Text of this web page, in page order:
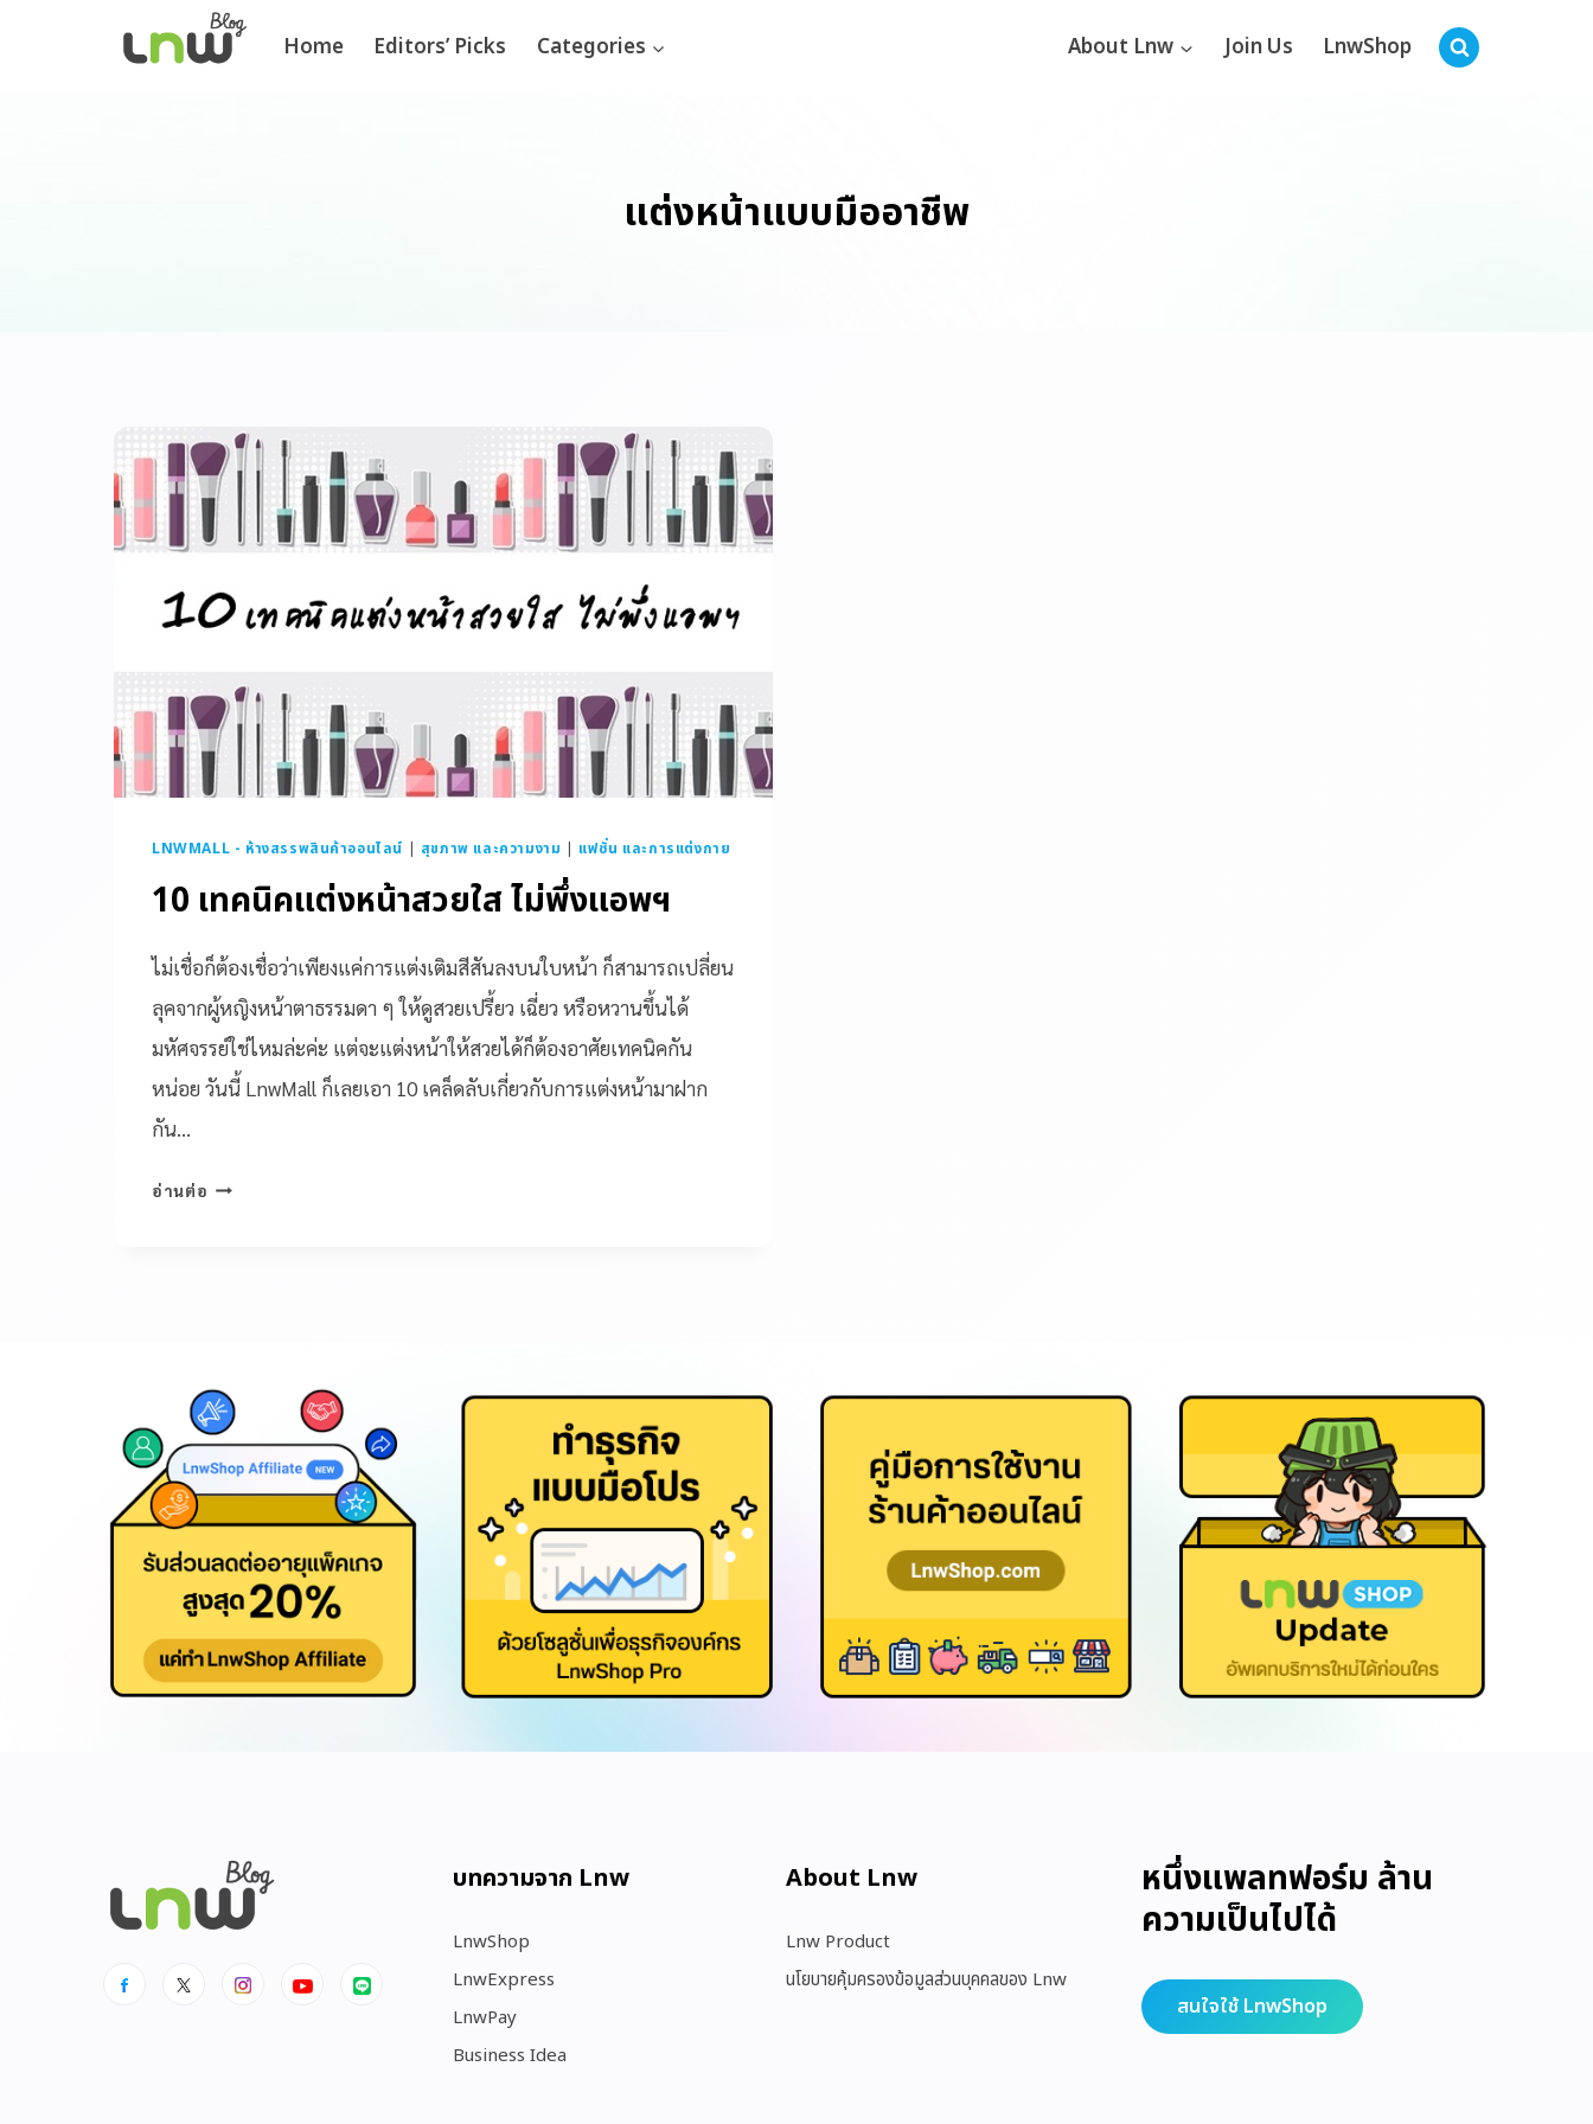
Home Editors’ Picks Categories About Lnw Join Us LnwShop
แต่งหน้าแบบมืออาชีพ
LNWMALL - ห้างสรรพสินค้าออนไลน์ | สุขภาพ และความงาม | แฟชั่น และการแต่งกาย
10 เทคนิคแต่งหน้าสวยใส ไม่พึ่งแอพฯ
ไม่เชื่อก็ต้องเชื่อว่าเพียงแค่การแต่งเติมสีสันลงบนใบหน้า ก็สามารถเปลี่ยน
ลุคจากผู้หญิงหน้าตาธรรมดา ๆ ให้ดูสวยเปรี้ยว เฉี่ยว หรือหวานขึ้นได้
มหัศจรรย์ใช่ไหมล่ะค่ะ แต่จะแต่งหน้าให้สวยได้ก็ต้องอาศัยเทคนิคกัน
หน่อย วันนี้ LnwMall ก็เลยเอา 10 เคล็ดลับเกี่ยวกับการแต่งหน้ามาฝาก
กัน…
อ่านต่อ
บทความจาก Lnw
LnwShop
LnwExpress
LnwPay
Business Idea
About Lnw​
Lnw Product
นโยบายคุ้มครองข้อมูลส่วนบุคคลของ Lnw
หนึ่งแพลทฟอร์ม ล้าน
ความเป็นไปได้
สนใจใช้ LnwShop